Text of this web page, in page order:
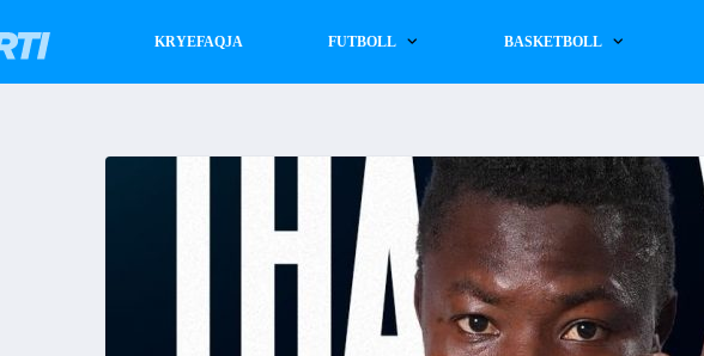
KRYEFAQJA FUTBOLL BASKETBOLL